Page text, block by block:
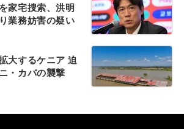
家宅捜索、洪明
業務妨害の疑い
大するケニア 迫
・カバの襲撃